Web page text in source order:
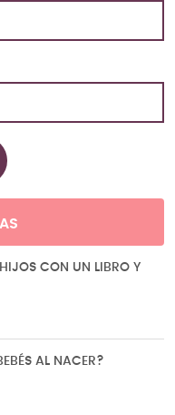
CON UN LIBRO Y
AL NACER?